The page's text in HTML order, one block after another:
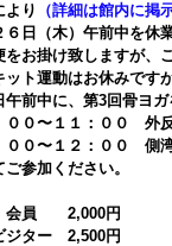
より
（詳細は館内に掲
６日（木）午前中を休
をお掛け致しますが、
ット運動はお休みです
午前中に、第3回骨ヨガ
００〜１１：００　外
００〜１２：００　側
ご参加ください。
会員　　2,000円
ター　2,500円